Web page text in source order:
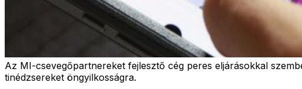
Az MI-csevegőpartnereket fejlesztő cég peres eljárásokkal
tinédzsereket öngyilkosságra.